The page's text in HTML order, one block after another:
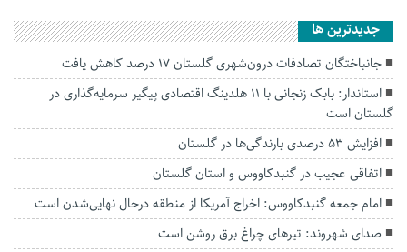
جديدترين ها
جانباختگان تصادفات درون‌شهری گلستان ۱۷ درصد کاهش یافت
استاندار: بابک زنجانی با ۱۱ هلدینگ اقتصادی پیگیر سرمایه‌گذاری در
گلستان است
افزایش ۵۳ درصدی بارندگی‌ها در گلستان
اتفاقی عجیب در‌ گنبدکاووس و استان گلستان
امام جمعه گنبدکاووس: اخراج آمریکا از منطقه درحال نهایی‌شدن است
صدای شهروند: تیرهای چراغ برق روشن است